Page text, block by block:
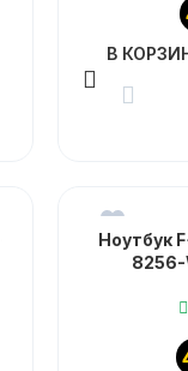
В
Ноутбук
8256-